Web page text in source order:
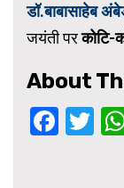
डॉ.बाबासाहेब
जयंती परकोटि-
About